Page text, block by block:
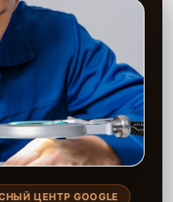
ЦЕНТР GOOGLE